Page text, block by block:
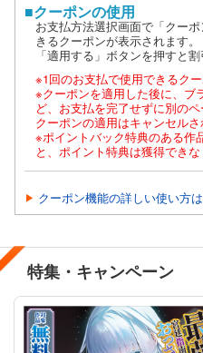
■クーポンの使用
お支払方法選択画面で「クー
きるクーポンが表示されます。
「適用する」ボタンを押すと割
※1回のお支払で使用できるクー
※クーポンを適用した後に、ブ
ど、お支払を完了せずに別の
クーポンの適用はキャンセルさ
※ポイントバック特典のある作
と、ポイント特典は獲得できな
クーポン機能の詳しい使い方
特集・キャンペーン